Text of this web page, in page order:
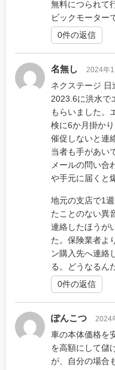
無料につられて
ビックモーター
0件の返信
名無し 2024年
ネクステージ 日
2023.6に洪水で
もらいました。
検に6か月掛か
催促しないと連
当者も手があい
メールの問い合
や手元に届くと
地元の支店で1
たことのない異
連絡したほうが
た。保険業者よ
ン購入先へ連絡
る。どうなるん
0件の返信
ぽんこつ 2024
車の本体価格を
を高額にして儲
が、自分の場合